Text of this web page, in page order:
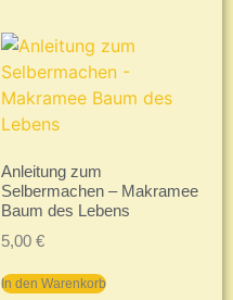
Anleitung zum
Selbermachen – Makramee
Baum des Lebens
5,00 €
In den Warenkorb